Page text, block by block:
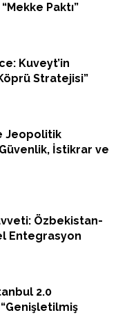
Paktı”
Kuveyt’in
Stratejisi”
Jeopolitik
İstikrar ve
Özbekistan-
Entegrasyon
2.0
“Genişletilmiş